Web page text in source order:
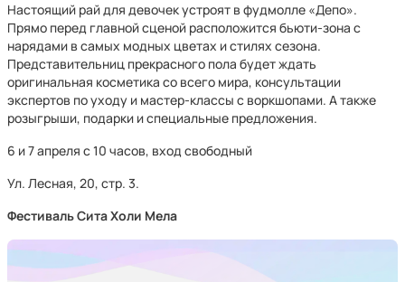
Настоящий рай для девочек устроят в фудмолле «Депо».
Прямо перед главной сценой расположится бьюти-зона с
нарядами в самых модных цветах и стилях сезона.
Представительниц прекрасного пола будет ждать
оригинальная косметика со всего мира, консультации
экспертов по уходу и мастер-классы с воркшопами. А также
розыгрыши, подарки и специальные предложения.
6 и 7 апреля с 10 часов, вход свободный
Ул. Лесная, 20, стр. 3.
Фестиваль Сита Холи Мела